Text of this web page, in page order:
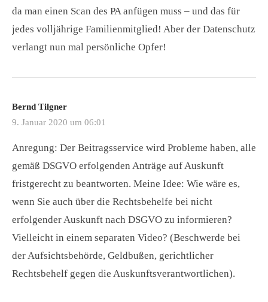
da man einen Scan des PA anfügen muss – und das für
jedes volljährige Familienmitglied! Aber der Datenschutz
verlangt nun mal persönliche Opfer!
Bernd Tilgner
9. Januar 2020 um 06:01
Anregung: Der Beitragsservice wird Probleme haben, alle
gemäß DSGVO erfolgenden Anträge auf Auskunft
fristgerecht zu beantworten. Meine Idee: Wie wäre es,
wenn Sie auch über die Rechtsbehelfe bei nicht
erfolgender Auskunft nach DSGVO zu informieren?
Vielleicht in einem separaten Video? (Beschwerde bei
der Aufsichtsbehörde, Geldbußen, gerichtlicher
Rechtsbehelf gegen die Auskunftsverantwortlichen).